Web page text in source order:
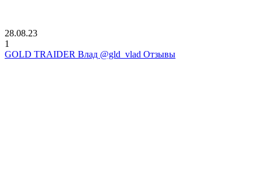
28.08.23
1
GOLD TRAIDER Влад @gld_vlad Отзывы